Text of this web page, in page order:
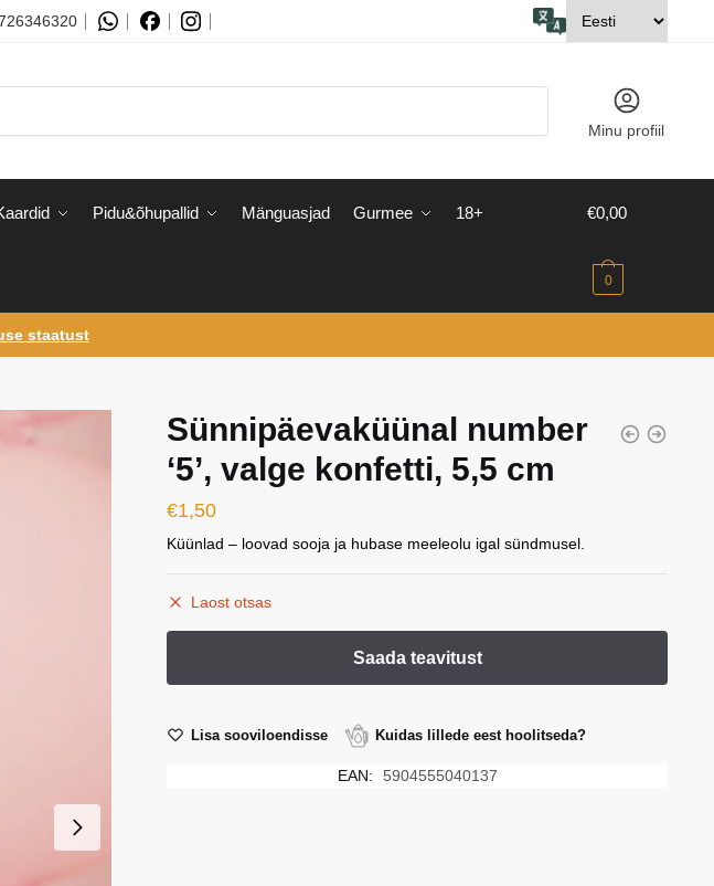
Minu profiil
Pidu&õhupallid Mänguasjad Gurmee 18+ €0,00
0
staatust
Sünnipäevaküünal number
‘5’, valge konfetti, 5,5 cm
€1,50
Küünlad – loovad sooja ja hubase meeleolu igal sündmusel.
Laost otsas
Lisa sooviloendisse Kuidas lillede eest hoolitseda?
EAN: 5904555040137